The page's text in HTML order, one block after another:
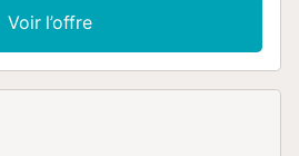
et la chambre principale, d’un
et d’une smart TV avec câble,
(utilisables avec vos
Voir l’offre